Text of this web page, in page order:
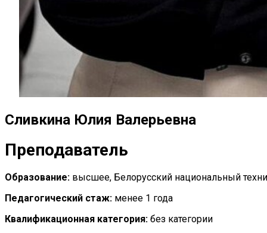
Сливкина Юлия Валерьевна
Преподаватель
Образование: высшее, Белорусский национальный
Педагогический стаж: менее 1 года
Квалификационная категория: без категории